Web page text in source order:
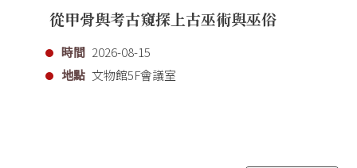
從甲骨與考古窺探上古巫術與巫俗
時間 2026-08-15
地點 文物館5F會議室